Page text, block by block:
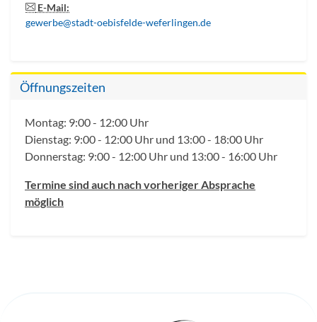
Öffnungszeiten
Montag: 9:00 - 12:00 Uhr
Dienstag: 9:00 - 12:00 Uhr und 13:00 - 18:00 Uhr
Donnerstag: 9:00 - 12:00 Uhr und 13:00 - 16:00 Uhr
Termine sind auch nach vorheriger Absprache
möglich
E-Mail:
gewerbe@stadt-oebisfelde-weferlingen.de